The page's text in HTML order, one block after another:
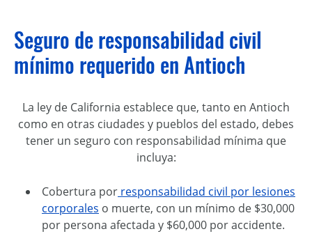
Seguro de responsabilidad civil
mínimo requerido en Antioch
La ley de California establece que, tanto en Antioch
como en otras ciudades y pueblos del estado, debes
tener un seguro con responsabilidad mínima que
incluya:
Cobertura por responsabilidad civil por lesiones
corporales o muerte, con un mínimo de $30,000
por persona afectada y $60,000 por accidente.